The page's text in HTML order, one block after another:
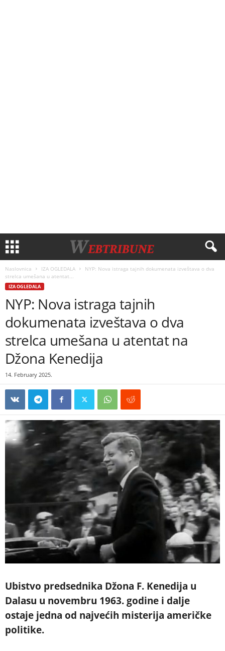
Naslovnica IZA OGLEDALA
NYP: Nova istraga tajnih dokumenata izveštava o dva
strelca umešana u atentat...
IZA OGLEDALA
NYP: Nova istraga tajnih
dokumenata izveštava o dva
strelca umešana u atentat na
Džona Kenedija
14. February 2025.
Ubistvo predsednika Džona F. Kenedija u
Dalasu u novembru 1963. godine i dalje
ostaje jedna od najvećih misterija američke
politike.